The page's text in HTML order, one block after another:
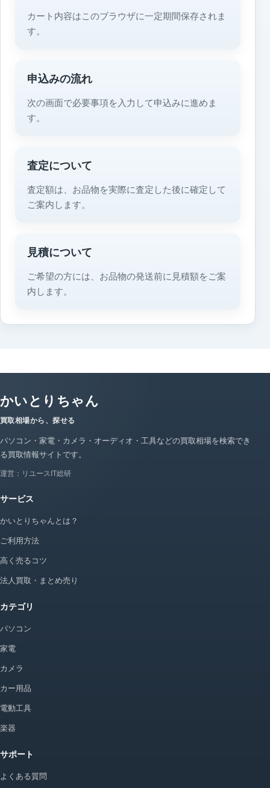
カート内容はこのブラウザに一定期間保存されま
す。
申込みの流れ
次の画面で必要事項を入力して申込みに進めま
す。
査定について
査定額は、お品物を実際に査定した後に確定して
ご案内します。
見積について
ご希望の方には、お品物の発送前に見積額をご案
内します。
かいとりちゃん
買取相場から、探せる
パソコン・家電・カメラ・オーディオ・工具などの買取相場を検索でき
る買取情報サイトです。
運営：リユースIT総研
サービス
かいとりちゃんとは？
ご利用方法
高く売るコツ
法人買取・まとめ売り
カテゴリ
パソコン
家電
カメラ
カー用品
電動工具
楽器
サポート
よくある質問